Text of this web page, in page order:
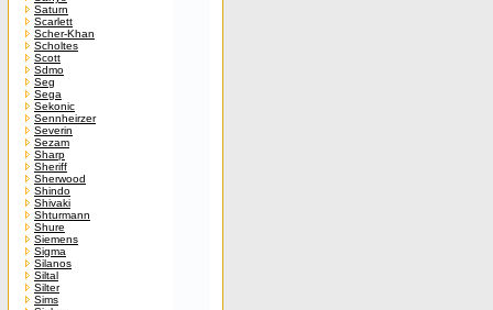
Saturn
Scarlett
Scher-Khan
Scholtes
Scott
Sdmo
Seg
Sega
Sekonic
Sennheirzer
Severin
Sezam
Sharp
Sheriff
Sherwood
Shindo
Shivaki
Shturmann
Shure
Siemens
Sigma
Silanos
Siltal
Silter
Sims